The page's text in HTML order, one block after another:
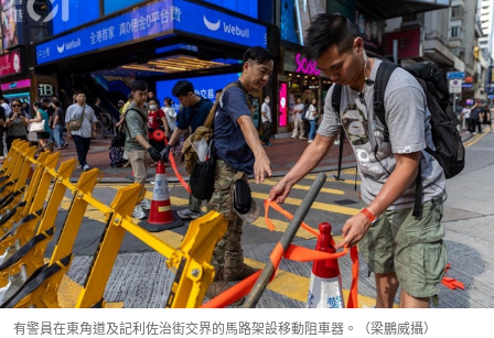
有警員在東角道及記利佐治街交界的馬路架設移動阻車器。（梁鵬威攝）